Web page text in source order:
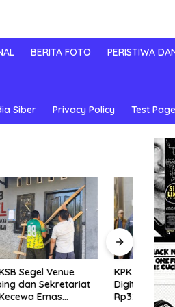
BERITA FOTO PERISTIWA
Siber Privacy Policy Test
Bongkar Korupsi
SPBU Pertamina
Miliar, Tiga Tersangka